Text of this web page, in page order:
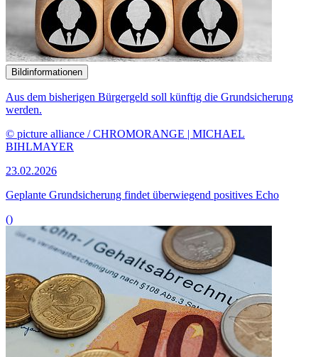
Bildinformationen
Aus dem bisherigen Bürgergeld soll künftig die Grundsicherung
werden.
© picture alliance / CHROMORANGE | MICHAEL
BIHLMAYER
23.02.2026
Geplante Grundsicherung findet überwiegend positives Echo
()